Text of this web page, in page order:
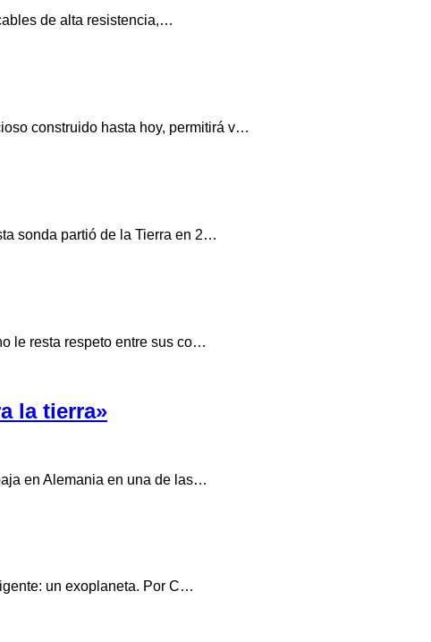
de alta resistencia,…
construido hasta hoy, permitirá v…
sonda partió de la Tierra en 2…
le resta respeto entre sus co…
la tierra»
en Alemania en una de las…
un exoplaneta. Por C…